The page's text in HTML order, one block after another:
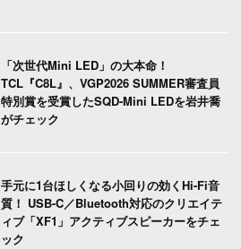
「次世代Mini LED」の大本命！
TCL『C8L』、VGP2026 SUMMER審査員
特別賞を受賞したSQD-Mini LEDを岩井喬
がチェック
手元に1台ほしくなる小回りの効くHi-Fi音
質！ USB-C／Bluetooth対応のクリエイテ
ィブ「XF1」アクティブスピーカーをチェ
ック